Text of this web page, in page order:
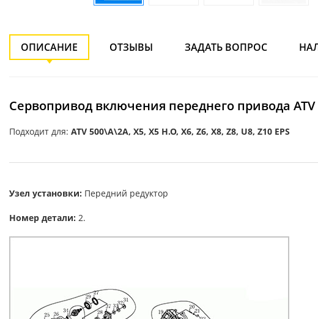
ОПИСАНИЕ ОТЗЫВЫ ЗАДАТЬ ВОПРОС
Сервопривод включения переднего привода ATV
Подходит для: ATV 500\A\2A, X5, X5 H.O, X6, Z6, X8, Z8, U8, Z10 EPS
Узел установки: Передний редуктор
Номер детали: 2.